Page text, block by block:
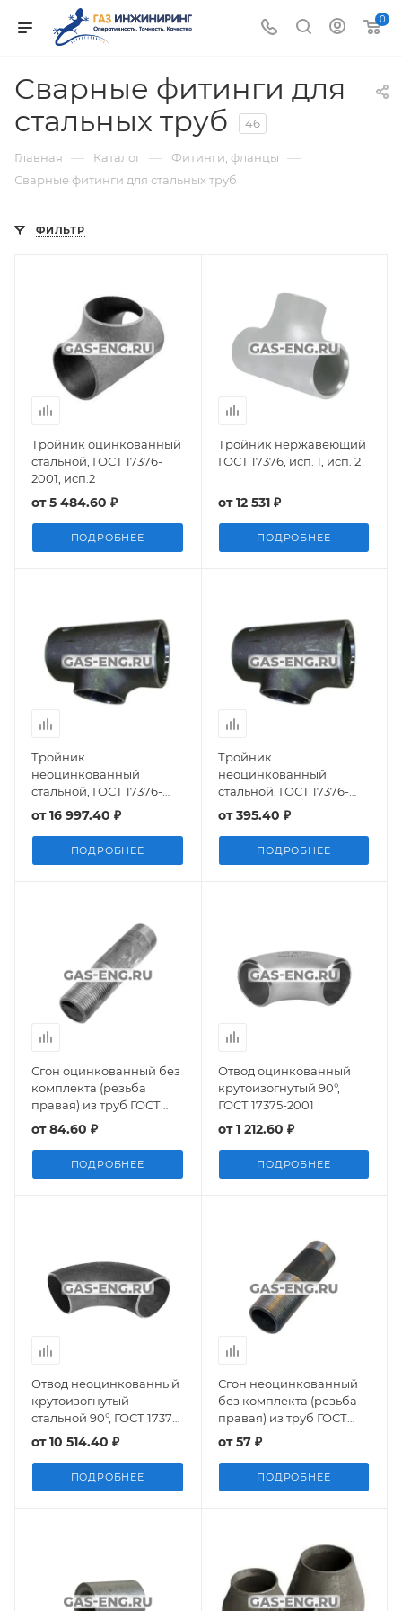
0
Сварные фитинги для
стальных труб
46
Главная — Каталог — Фитинги, фланцы —
Сварные фитинги для стальных труб
ФИЛЬТР
Тройник оцинкованный
стальной, ГОСТ 17376-
2001, исп.2
от5 484.60 ₽
ПОДРОБНЕЕ
Тройник нержавеющий
ГОСТ 17376, исп. 1, исп. 2
от12 531 ₽
ПОДРОБНЕЕ
Тройник
неоцинкованный
стальной, ГОСТ 17376-
2001, исп.2
от16 997.40 ₽
ПОДРОБНЕЕ
Тройник
неоцинкованный
стальной, ГОСТ 17376-
2001, исп.1
от395.40 ₽
ПОДРОБНЕЕ
Сгон оцинкованный без
комплекта (резьба
правая) из труб ГОСТ
8969-75
от84.60 ₽
ПОДРОБНЕЕ
Отвод оцинкованный
крутоизогнутый 90°,
ГОСТ 17375-2001
от1 212.60 ₽
ПОДРОБНЕЕ
Отвод неоцинкованный
крутоизогнутый
стальной 90°, ГОСТ 17375-
2001
от10 514.40 ₽
ПОДРОБНЕЕ
Сгон неоцинкованный
без комплекта (резьба
правая) из труб ГОСТ
8969-75
от57 ₽
ПОДРОБНЕЕ